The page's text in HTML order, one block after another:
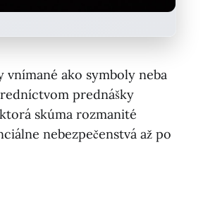
vnímané ako symboly neba
prednášky
skúma rozmanité
nebezpečenstvá až po